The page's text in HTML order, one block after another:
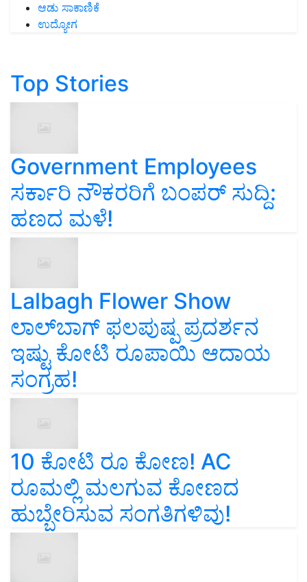
ಆಡು ಸಾಕಾಣಿಕೆ
ಉದ್ಯೋಗ
Top Stories
Government Employees
ಸರ್ಕಾರಿ ನೌಕರರಿಗೆ ಬಂಪರ್‌ ಸುದ್ದಿ:
ಹಣದ ಮಳೆ!
Lalbagh Flower Show
ಲಾಲ್‌ಬಾಗ್ ಫಲಪುಷ್ಪ ಪ್ರದರ್ಶನ
ಇಷ್ಟು ಕೋಟಿ ರೂಪಾಯಿ ಆದಾಯ
ಸಂಗ್ರಹ!
10 ಕೋಟಿ ರೂ ಕೋಣ! AC
ರೂಮಲ್ಲಿ ಮಲಗುವ ಕೋಣದ
ಹುಬ್ಬೇರಿಸುವ ಸಂಗತಿಗಳಿವು!